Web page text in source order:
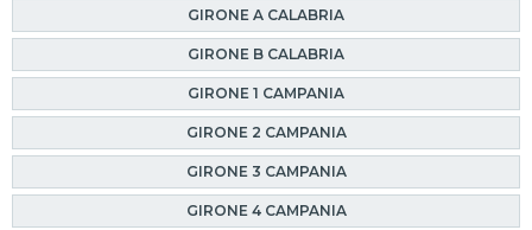
GIRONE A CALABRIA
GIRONE B CALABRIA
GIRONE 1 CAMPANIA
GIRONE 2 CAMPANIA
GIRONE 3 CAMPANIA
GIRONE 4 CAMPANIA